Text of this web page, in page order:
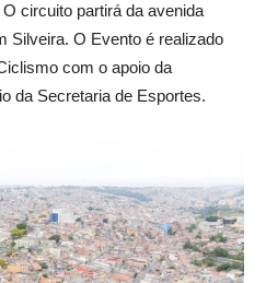
circuito partirá da avenida
Silveira. O Evento é realizado
com o apoio da
da Secretaria de Esportes.